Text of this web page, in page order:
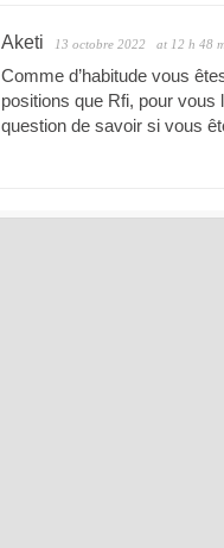
Aketi 13 octobre 2022 at 12 h 48
Comme d’habitude vous
positions que Rfi, pour vous
question de savoir si vous